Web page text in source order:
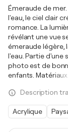
Émeraude de
l'eau, le ciel clair
romance. La
révélant une vue
émeraude légère,
l'eau. Partie d'une
photo est de
enfants. Matériaux
Description
Acrylique